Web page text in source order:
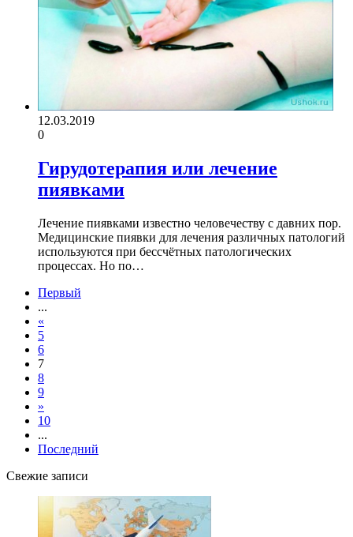
12.03.2019
0
Гирудотерапия или лечение
пиявками
Лечение пиявками известно человечеству с давних пор.
Медицинские пиявки для лечения различных патологий
используются при бессчётных патологических
процессах. Но по…
Первый
...
«
5
6
7
8
9
»
10
...
Последний
Свежие записи